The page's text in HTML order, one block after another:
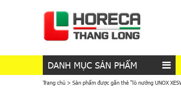
DANH MỤC SẢN PHẨM
Trang chủ > Sản phẩm được gắn thẻ “lò nướng UNOX